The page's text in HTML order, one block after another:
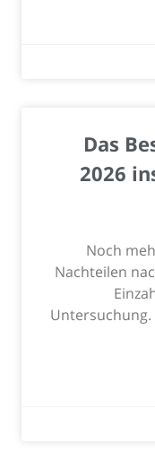
Das
2026
Noch
Nachteilen
Untersuchung.